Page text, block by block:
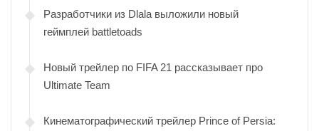
Разработчики из Dlala выложили новый
геймплей battletoads
Новый трейлер по FIFA 21 рассказывает про
Ultimate Team
Кинематографический трейлер Prince of Persia: